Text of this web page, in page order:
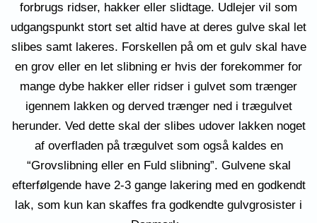
forbrugs ridser, hakker eller slidtage. Udlejer vil som
udgangspunkt stort set altid have at deres gulve skal let
slibes samt lakeres. Forskellen på om et gulv skal have
en grov eller en let slibning er hvis der forekommer for
mange dybe hakker eller ridser i gulvet som trænger
igennem lakken og derved trænger ned i trægulvet
herunder. Ved dette skal der slibes udover lakken noget
af overfladen på trægulvet som også kaldes en
“Grovslibning eller en Fuld slibning”. Gulvene skal
efterfølgende have 2-3 gange lakering med en godkendt
lak, som kun kan skaffes fra godkendte gulvgrosister i